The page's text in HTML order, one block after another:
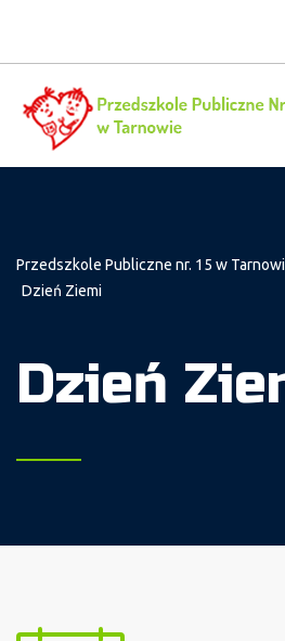
Przedszkole Publiczne nr. 15 w
Dzień Ziemi
Dzień